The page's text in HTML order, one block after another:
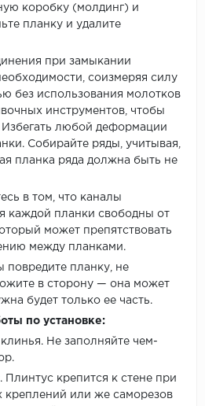
коробку (молдинг) и
планку и удалите
при замыкании
соизмеряя силу
без использования молотков
инструментов, чтобы
Избегать любой деформации
Собирайте ряды, учитывая,
планка ряда должна быть не
в том, что каналы
каждой планки свободны от
может препятствовать
между планками.
повредите планку, не
в сторону — она может
будет только ее часть.
по установке:
Не заполняйте чем-
Плинтус крепится к стене при
или же саморезов